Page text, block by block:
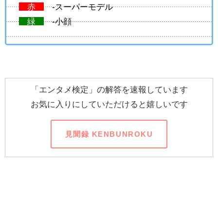
赤
-スーパーモデル
緑
-小顔
「エンタメ検定」の解答を速報しています
お気に入りにしていただけると嬉しいです
見聞録 KENBUNROKU